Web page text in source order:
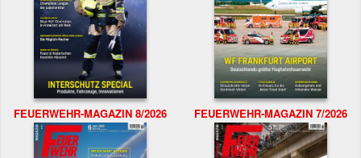
FEUERWEHR-MAGAZIN 8/2026 FEUERWEHR-MAGAZIN 7/2026